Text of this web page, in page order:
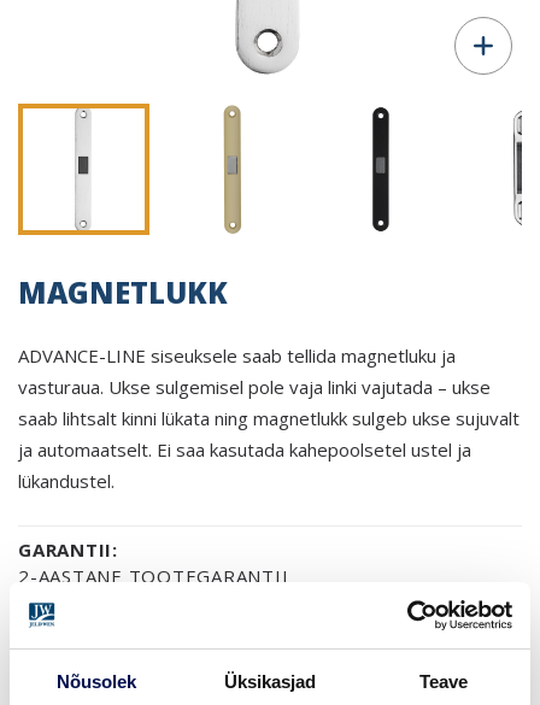
Nõusolek Üksikasjad Teave
MAGNETLUKK
ADVANCE-LINE siseuksele saab tellida magnetluku ja
vasturaua. Ukse sulgemisel pole vaja linki vajutada – ukse
saab lihtsalt kinni lükata ning magnetlukk sulgeb ukse sujuvalt
ja automaatselt. Ei saa kasutada kahepoolsetel ustel ja
lükandustel.
GARANTII:
2-AASTANE TOOTEGARANTII